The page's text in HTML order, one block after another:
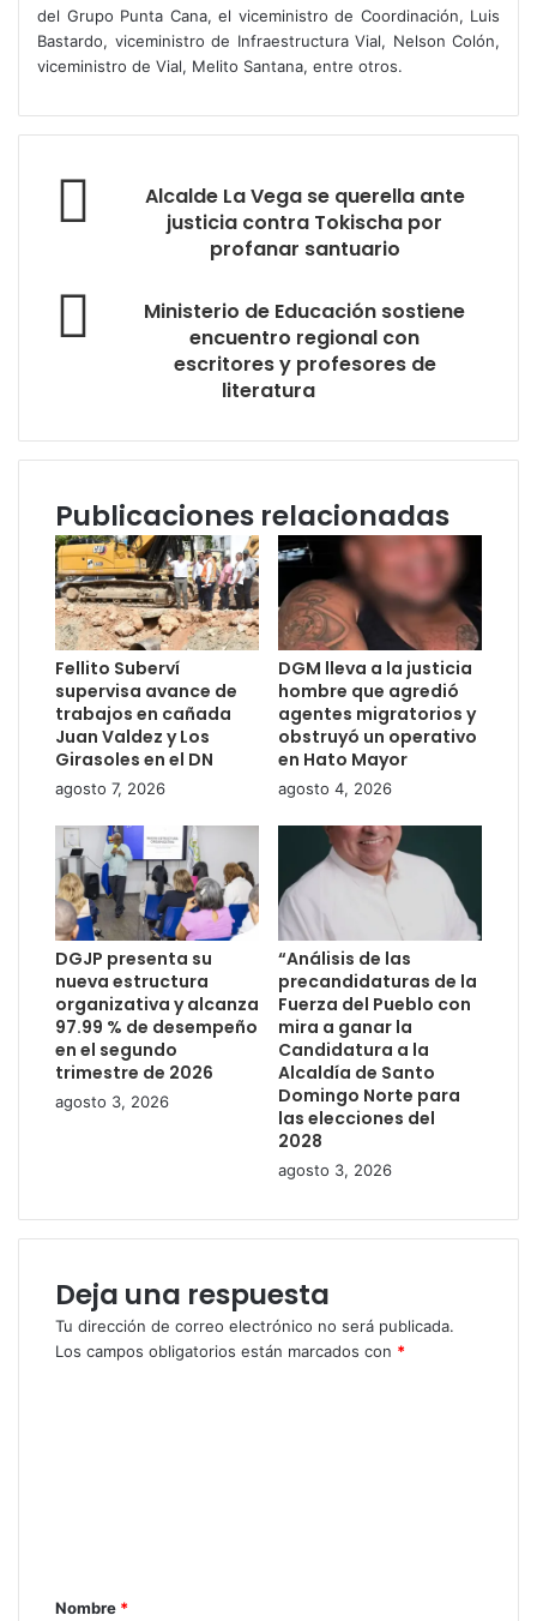
del Grupo Punta Cana, el viceministro de Coordinación, Luis
Bastardo, viceministro de Infraestructura Vial, Nelson Colón,
viceministro de Vial, Melito Santana, entre otros.
Alcalde La Vega se querella ante
justicia contra Tokischa por
profanar santuario
Ministerio de Educación sostiene
encuentro regional con
escritores y profesores de
literatura
Publicaciones relacionadas
Fellito Suberví
supervisa avance de
trabajos en cañada
Juan Valdez y Los
Girasoles en el DN
agosto 7, 2026
DGM lleva a la justicia
hombre que agredió
agentes migratorios y
obstruyó un operativo
en Hato Mayor
agosto 4, 2026
DGJP presenta su
nueva estructura
organizativa y alcanza
97.99 % de desempeño
en el segundo
trimestre de 2026
agosto 3, 2026
“Análisis de las
precandidaturas de la
Fuerza del Pueblo con
mira a ganar la
Candidatura a la
Alcaldía de Santo
Domingo Norte para
las elecciones del
2028
agosto 3, 2026
Deja una respuesta
Tu dirección de correo electrónico no será publicada.
Los campos obligatorios están marcados con *
a
Nombre *